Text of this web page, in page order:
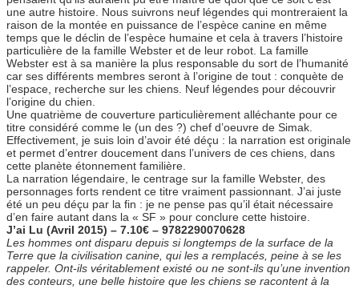
une autre histoire. Nous suivrons neuf légendes qui montreraient la
raison de la montée en puissance de l’espèce canine en même
temps que le déclin de l’espèce humaine et cela à travers l’histoire
particulière de la famille Webster et de leur robot. La famille
Webster est à sa manière la plus responsable du sort de l’humanité
car ses différents membres seront à l’origine de tout : conquète de
l’espace, recherche sur les chiens. Neuf légendes pour découvrir
l’origine du chien.
Une quatrième de couverture particulièrement alléchante pour ce
titre considéré comme le (un des ?) chef d’oeuvre de Simak.
Effectivement, je suis loin d’avoir été déçu : la narration est originale
et permet d’entrer doucement dans l’univers de ces chiens, dans
cette planète étonnement familière.
La narration légendaire, le centrage sur la famille Webster, des
personnages forts rendent ce titre vraiment passionnant. J’ai juste
été un peu déçu par la fin : je ne pense pas qu’il était nécessaire
d’en faire autant dans la « SF » pour conclure cette histoire.
J’ai Lu (Avril 2015) – 7.10€ – 9782290070628
Les hommes ont disparu depuis si longtemps de la surface de la
Terre que la civilisation canine, qui les a remplacés, peine à se les
rappeler. Ont-ils véritablement existé ou ne sont-ils qu’une invention
des conteurs, une belle histoire que les chiens se racontent à la